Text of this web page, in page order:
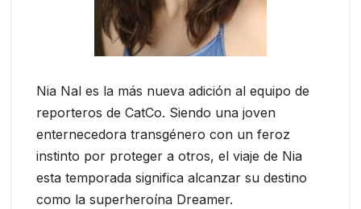
Nia Nal es la más nueva adición al equipo de
reporteros de CatCo. Siendo una joven
enternecedora transgénero con un feroz
instinto por proteger a otros, el viaje de Nia
esta temporada significa alcanzar su destino
como la superheroína Dreamer.